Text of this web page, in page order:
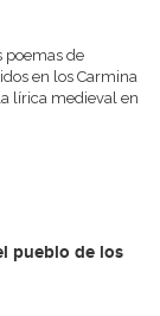
poemas de
en los Carmina
lírica medieval en
pueblo de los